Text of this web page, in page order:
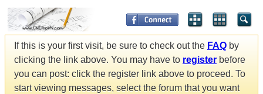
If this is your first visit, be sure to check out the FAQ by
clicking the link above. You may have to register before
you can post: click the register link above to proceed. To
start viewing messages, select the forum that you want